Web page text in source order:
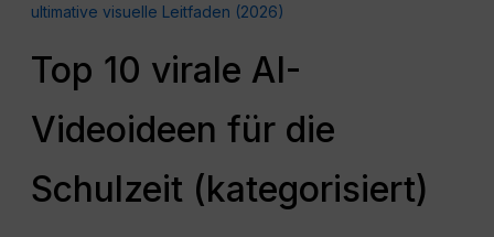
ultimative visuelle Leitfaden (2026)
Top 10 virale AI-
Videoideen für die
Schulzeit (kategorisiert)